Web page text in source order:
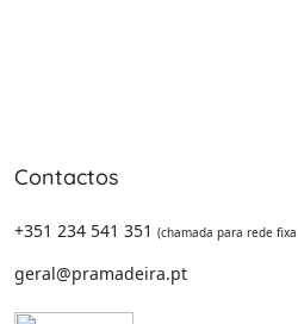
Contactos
+351 234 541 351 (chamada para rede
geral@pramadeira.pt